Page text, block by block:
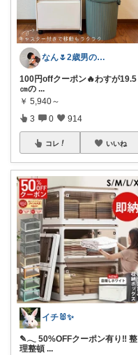
なん🌷2歳男の子ママ⿻*.アイコン変更
100円offクーポン🔥わすが19.5
㎝の ...
￥ 5,940～
3 0 914
コレ いいね
イチ🐰✨
✎𓂃 50%OFFクーポン有り‼ 整
理整頓 ...